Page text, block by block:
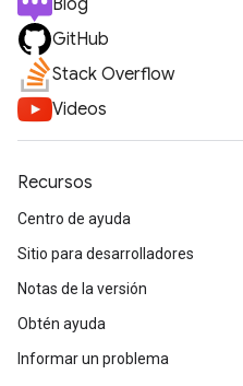
Blog
GitHub
Stack Overflow
Videos
Recursos
Centro de ayuda
Sitio para desarrolladores
Notas de la versión
Obtén ayuda
Informar un problema